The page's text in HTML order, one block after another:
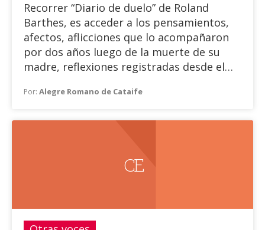
Recorrer “Diario de duelo” de Roland
Barthes, es acceder a los pensamientos,
afectos, aflicciones que lo acompañaron
por dos años luego de la muerte de su
madre, reflexiones registradas desde el
tomadas del fichero del autor, y lo
Por: Alegre Romano de Cataife
C E